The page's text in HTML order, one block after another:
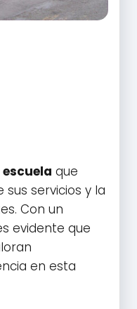
escuela que
servicios y la
Con un
evidente que
en esta